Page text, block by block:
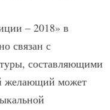
– 2018» в
связан с
составляющими
желающий может